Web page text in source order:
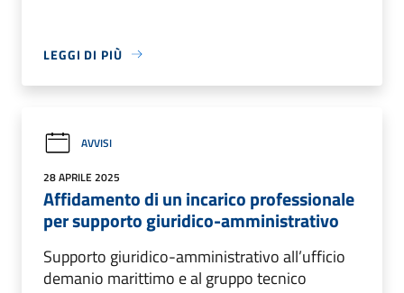
LEGGI DI PIÙ
AVVISI
28 APRILE 2025
Affidamento di un incarico professionale
per supporto giuridico-amministrativo
Supporto giuridico-amministrativo all’ufficio
demanio marittimo e al gruppo tecnico